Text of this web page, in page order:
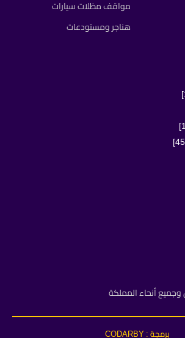
مواقف مظلات سيارات
هناجر ومستودعات
أنحاء المملكة
برمجة : CODARBY